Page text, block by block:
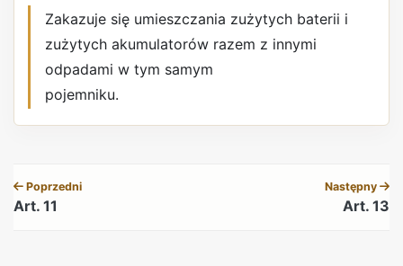
Zakazuje się umieszczania zużytych baterii i
zużytych akumulatorów razem z innymi
odpadami w tym samym
pojemniku.
Poprzedni
Art. 11
Następny
Art. 13